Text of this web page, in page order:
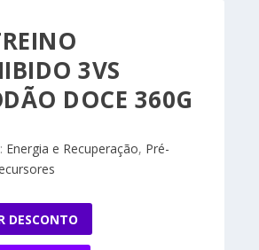
3VS
DOCE 360G
Energia e Recuperação, Pré-
DESCONTO